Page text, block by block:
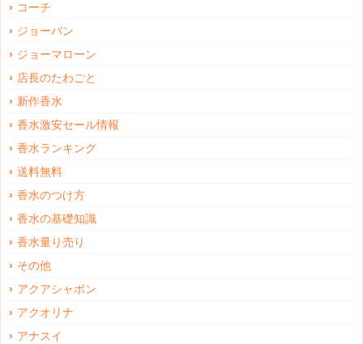
コーチ
ジョーバン
ジョーマローン
店長のたわごと
新作香水
香水激安セール情報
香水ランキング
送料無料
香水のつけ方
香水の基礎知識
香水量り売り
その他
アクアシャボン
アクオリナ
アナスイ